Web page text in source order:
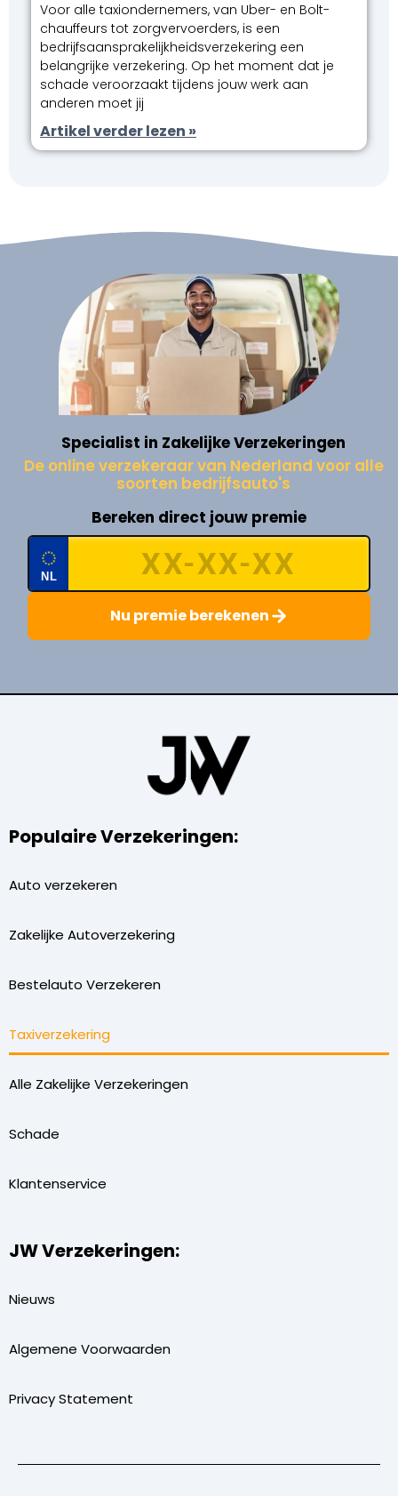
Voor alle taxiondernemers, van Uber- en Bolt-
chauffeurs tot zorgvervoerders, is een
bedrijfsaansprakelijkheidsverzekering een
belangrijke verzekering. Op het moment dat je
schade veroorzaakt tijdens jouw werk aan
anderen moet jij
Artikel verder lezen »
Specialist in Zakelijke Verzekeringen
De online verzekeraar van Nederland voor alle
soorten bedrijfsauto's
Bereken direct jouw premie
NL
Nu premie berekenen
Populaire Verzekeringen:
Auto verzekeren
Zakelijke Autoverzekering
Bestelauto Verzekeren
Taxiverzekering
Alle Zakelijke Verzekeringen
Schade
Klantenservice
JW Verzekeringen:
Nieuws
Algemene Voorwaarden
Privacy Statement